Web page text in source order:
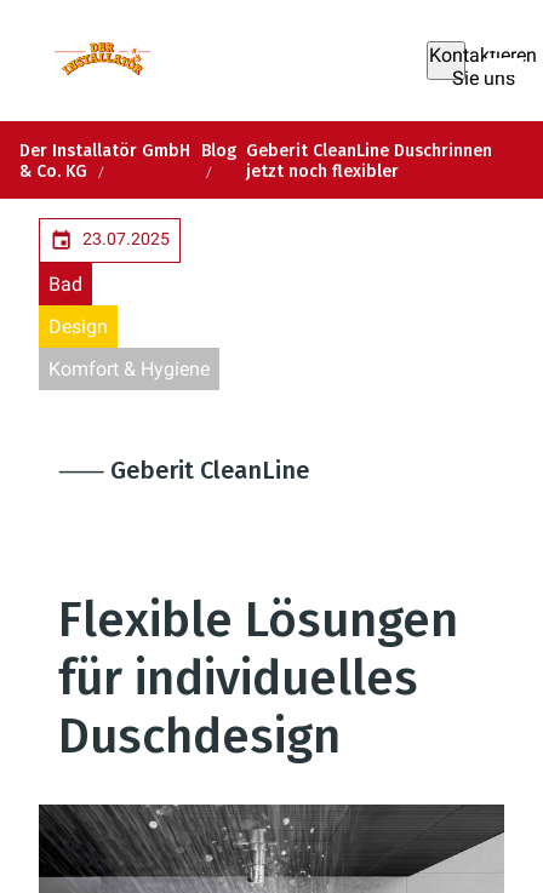
Kontaktieren
Sie uns
Der Installatör GmbH
& Co. KG
Blog Geberit CleanLine Duschrinnen
jetzt noch flexibler
23.07.2025
Bad
Design
Komfort & Hygiene
⸺ Geberit CleanLine
Flexible Lösungen
für individuelles
Duschdesign